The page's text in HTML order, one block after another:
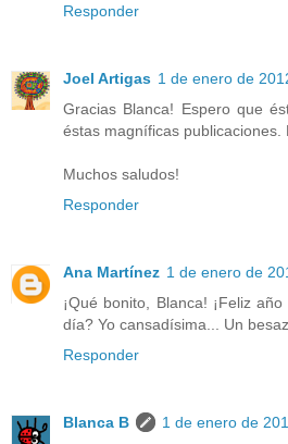
Responder
Joel Artigas 1 de enero de
Gracias Blanca! Espero que
éstas magníficas publicaciones.
Muchos saludos!
Responder
Ana Martínez 1 de enero de
¡Qué bonito, Blanca! ¡Feliz
día? Yo cansadísima... Un
Responder
Blanca B
1 de enero de